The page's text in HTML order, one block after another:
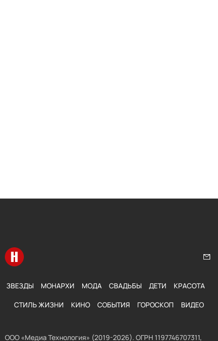
Перейти на главную
ЗВЕЗДЫ МОНАРХИ МОДА СВАДЬБЫ ДЕТИ КРАСОТА
СТИЛЬ ЖИЗНИ КИНО СОБЫТИЯ ГОРОСКОП ВИДЕО
ООО «Медиа Технология» (2019-2026). ОГРН 1197746707311,